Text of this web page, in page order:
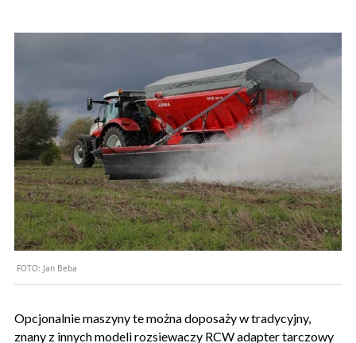
FOTO: Jan Beba
Opcjonalnie maszyny te można doposaży w tradycyjny,
znany z innych modeli rozsiewaczy RCW adapter tarczowy